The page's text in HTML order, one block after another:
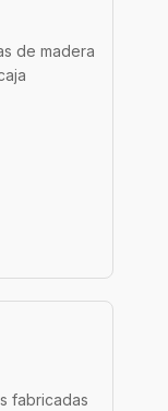
de madera
fabricadas